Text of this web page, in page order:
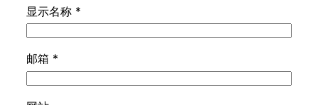
显示名称 *
邮箱 *